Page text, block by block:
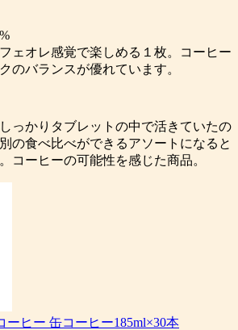
ェオレ感覚で楽しめる１枚。コーヒー
のバランスが優れています。
っかりタブレットの中で活きていたの
の食べ比べができるアソートになると
コーヒーの可能性を感じた商品。
ーヒー 缶コーヒー185ml×30本